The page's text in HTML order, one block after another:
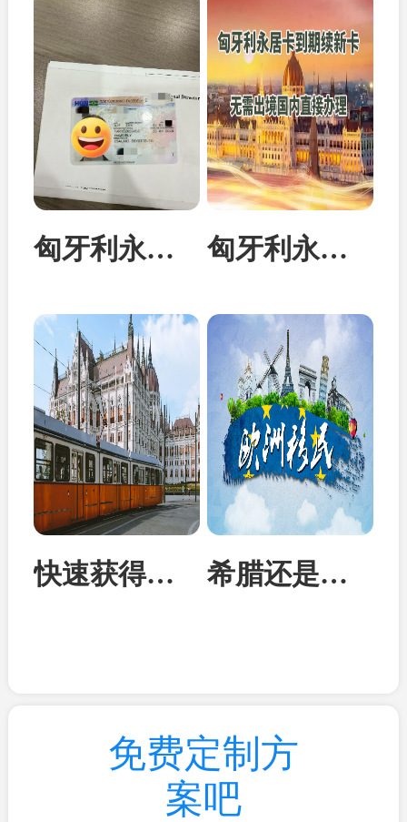
匈牙利永居卡家属团聚居留卡成功案例 匈牙利永居卡到期续签：换发10年新卡
快速获得欧洲身份：匈牙利投资移民成为性价比首选 希腊还是马耳他？从身份到教育全面对比两国移民优势
免费定制方
案吧